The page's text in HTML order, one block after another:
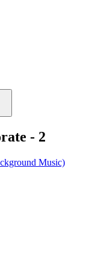
- 2
Music)